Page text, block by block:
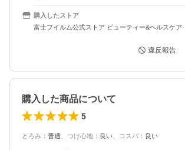
購入したストア
富士フイルム公式ストア ビューティー&ヘルスケア
違反報告
購入した商品について
5
とろみ ： 普通 つけ心地 ： 良い コスパ ： 良い